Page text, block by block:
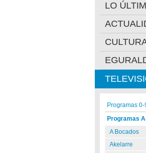
LO
Programas 0-
Programas
A Bocados
Akelarre